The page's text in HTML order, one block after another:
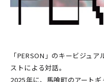
「PERSON」のキービジュ
ストによる対話。
2025年に、馬喰町のアート